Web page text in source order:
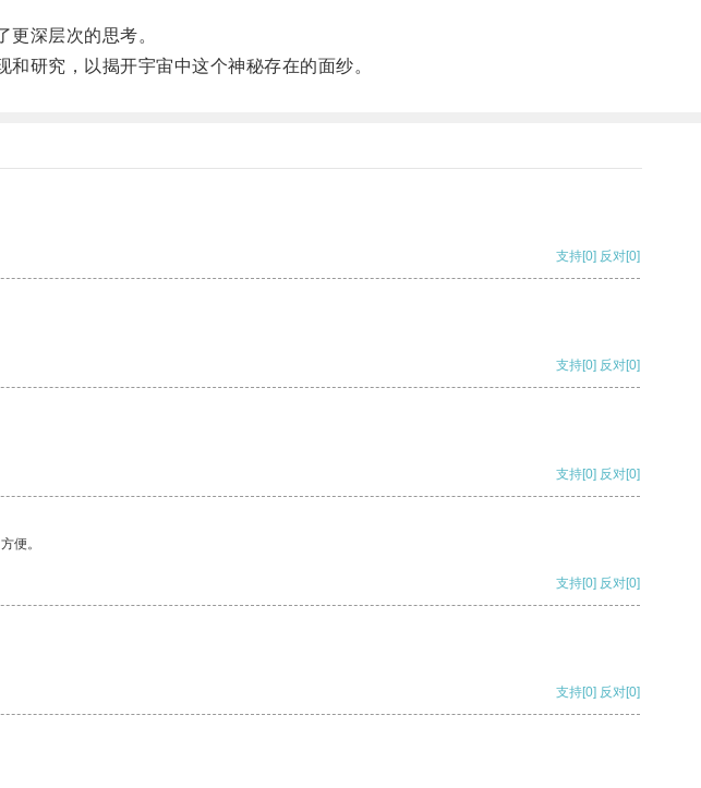
深层次的思考。
研究，以揭开宇宙中这个神秘存在的面纱。
支持[0] 反对[0]
支持[0] 反对[0]
支持[0] 反对[0]
便。
支持[0] 反对[0]
支持[0] 反对[0]